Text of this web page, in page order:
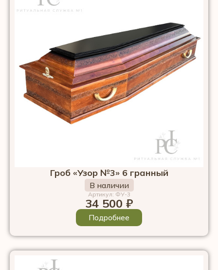
Гроб «Узор №3» 6 гранный
В наличии
Артикул: ФУ-3
34 500 ₽
Подробнее